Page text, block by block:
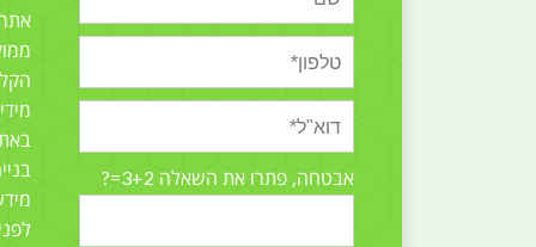
אבטחה, פתרו את השאלה 3+2=?